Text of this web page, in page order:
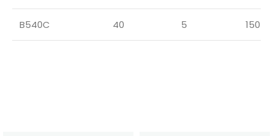
B540C 40 5 150